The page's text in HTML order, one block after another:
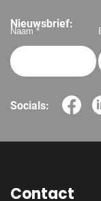
Nieuwsbrief:
Naam *
Socials:
Contact